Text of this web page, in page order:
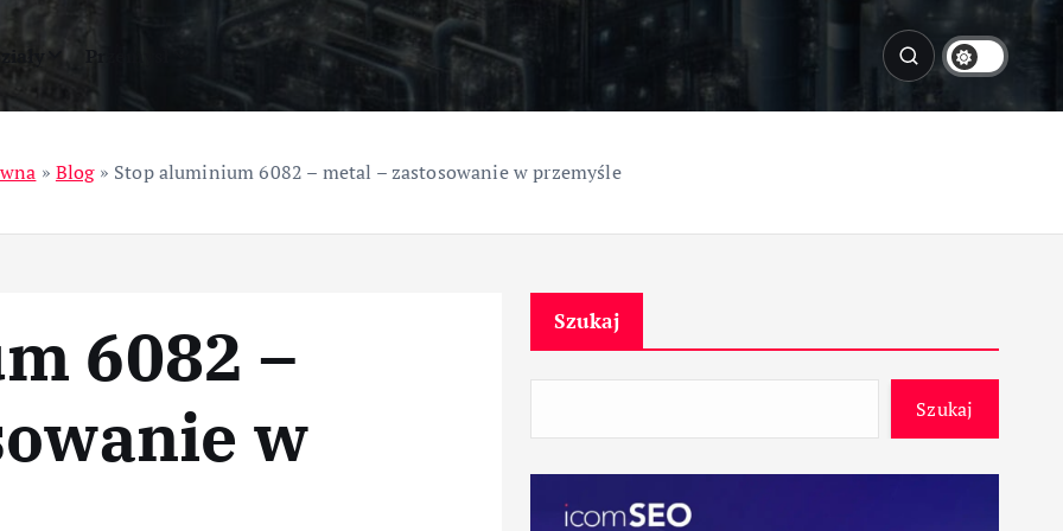
Przemysł
» Blog» Stop aluminium 6082 – metal – zastosowanie w przemyśle
6082 –
w
Szukaj
Szukaj